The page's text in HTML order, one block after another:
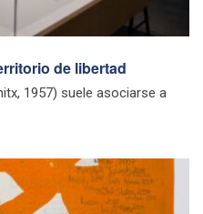
de libertad
1957) suele asociarse a